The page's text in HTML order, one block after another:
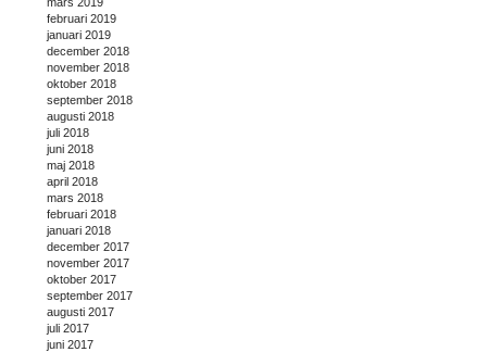
februari 2019
januari 2019
december 2018
november 2018
oktober 2018
september 2018
augusti 2018
juli 2018
juni 2018
maj 2018
april 2018
mars 2018
februari 2018
januari 2018
december 2017
november 2017
oktober 2017
september 2017
augusti 2017
juli 2017
juni 2017